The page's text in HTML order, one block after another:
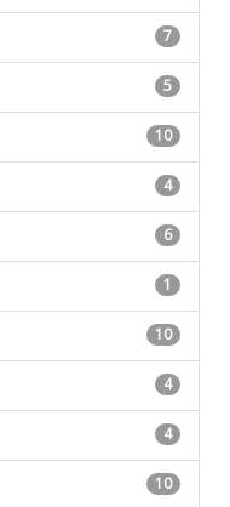
7
5
10
4
6
1
10
4
4
10